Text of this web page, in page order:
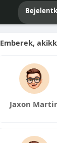
Emberek,
Jaxon